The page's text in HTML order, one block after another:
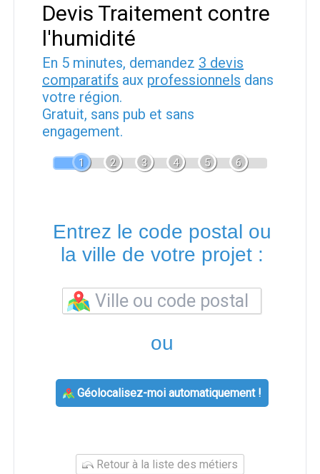
Devis Traitement contre
l'humidité
En 5 minutes, demandez 3 devis
comparatifs aux professionnels dans
votre région.
Gratuit, sans pub et sans
engagement.
1 2 3 4 5 6
Entrez le code postal ou
la ville de votre projet :
ou
Géolocalisez-moi automatiquement !
Retour à la liste des métiers